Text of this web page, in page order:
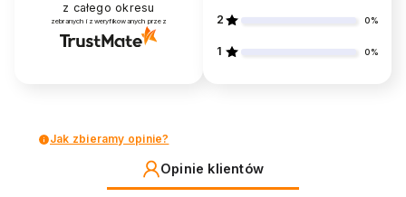
z całego okresu
zebranych i zweryfikowanych przez 2 0%
1 0%
Jak zbieramy opinie?
Opinie klientów